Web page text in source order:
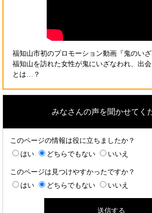
福知山市初のプロモーション動画『鬼のいざ
福知山を訪れた女性が鬼にいざなわれ、出
とは…？
みなさんの声を聞かせてく
このページの情報は役に立ちましたか？
はい
どちらでもない いいえ
このページは見つけやすかったですか？
はい
どちらでもない いいえ